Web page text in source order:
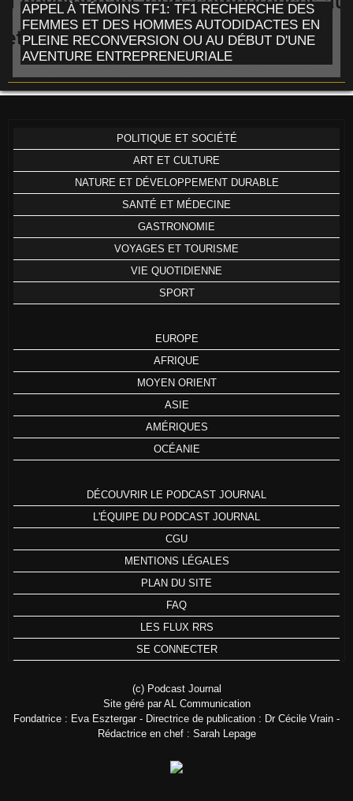
APPEL À TÉMOINS TF1: TF1 RECHERCHE DES
FEMMES ET DES HOMMES AUTODIDACTES EN
PLEINE RECONVERSION OU AU DÉBUT D'UNE
AVENTURE ENTREPRENEURIALE
POLITIQUE ET SOCIÉTÉ
ART ET CULTURE
NATURE ET DÉVELOPPEMENT DURABLE
SANTÉ ET MÉDECINE
GASTRONOMIE
VOYAGES ET TOURISME
VIE QUOTIDIENNE
SPORT
EUROPE
AFRIQUE
MOYEN ORIENT
ASIE
AMÉRIQUES
OCÉANIE
DÉCOUVRIR LE PODCAST JOURNAL
L'ÉQUIPE DU PODCAST JOURNAL
CGU
MENTIONS LÉGALES
PLAN DU SITE
FAQ
LES FLUX RRS
SE CONNECTER
(c) Podcast Journal
Site géré par AL Communication
Fondatrice : Eva Esztergar - Directrice de publication : Dr Cécile Vrain -
Rédactrice en chef : Sarah Lepage